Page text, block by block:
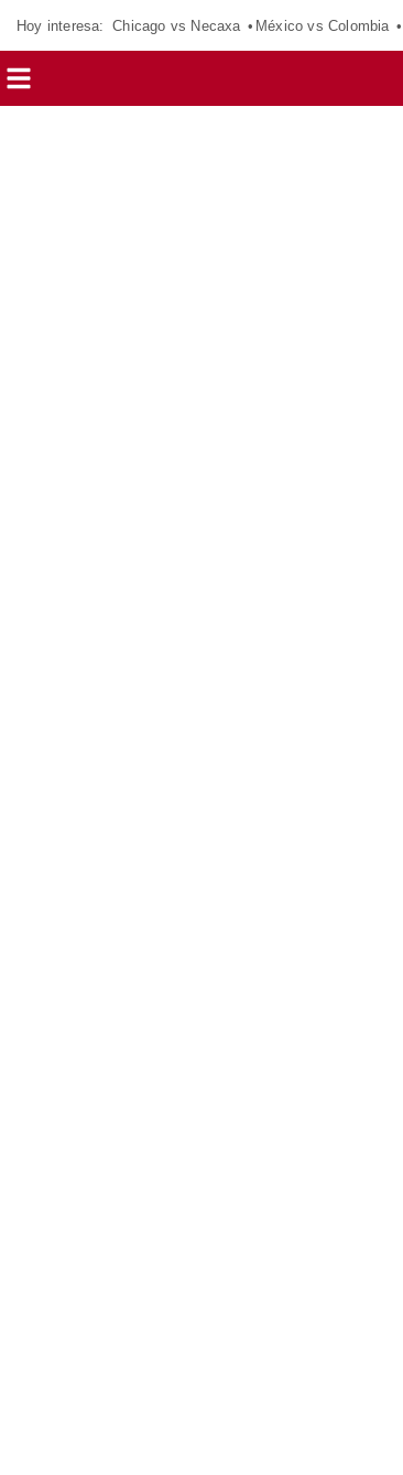
Hoy interesa: Chicago vs Necaxa México vs Colombia